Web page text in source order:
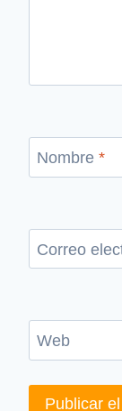
Nombre *
Correo
Web